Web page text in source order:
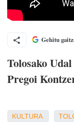
Gehitu
Tolosako
Pregoi
KULTURA